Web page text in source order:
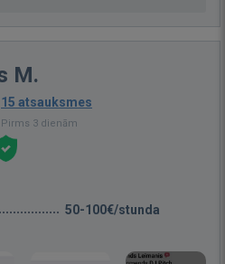
M.
15 atsauksmes
Pirms 3 dienām
50-100€/stunda